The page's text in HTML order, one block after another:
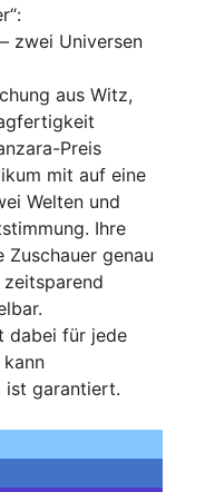
zwei Universen
aus Witz,
Preis
mit auf eine
Welten und
Ihre
genau
dabei für jede
ist garantiert.